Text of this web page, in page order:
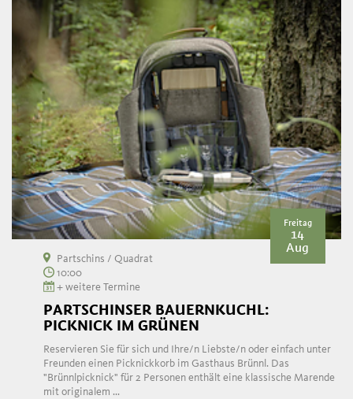
Freitag
14
Aug
Partschins / Quadrat
10:00
+ weitere Termine
PARTSCHINSER BAUERNKUCHL:
PICKNICK IM GRÜNEN
Reservieren Sie für sich und Ihre/n Liebste/n oder einfach unter
Freunden einen Picknickkorb im Gasthaus Brünnl. Das
"Brünnlpicknick" für 2 Personen enthält eine klassische Marende
mit originalem ...